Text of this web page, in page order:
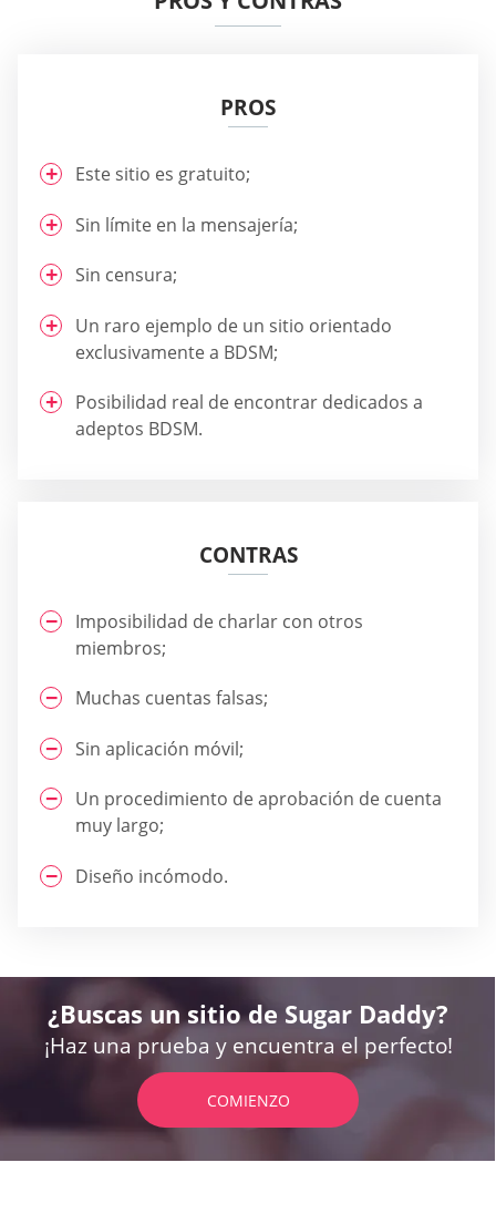
PROS
Este sitio es gratuito;
Sin límite en la mensajería;
Sin censura;
Un raro ejemplo de un sitio orientado
exclusivamente a BDSM;
Posibilidad real de encontrar dedicados a
adeptos BDSM.
CONTRAS
Imposibilidad de charlar con otros
miembros;
Muchas cuentas falsas;
Sin aplicación móvil;
Un procedimiento de aprobación de cuenta
muy largo;
Diseño incómodo.
¿Buscas un sitio de Sugar Daddy?
¡Haz una prueba y encuentra el perfecto!
COMIENZO